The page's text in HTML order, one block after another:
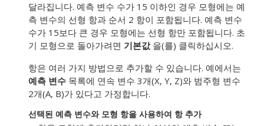
달라집니다. 예측 변수 수가 15 이하인 경우 모형에는 예
측 변수의 선형 항과 순서 2 항이 포함됩니다. 예측 변수
수가 15보다 큰 경우 모형에는 선형 항만 포함됩니다. 초
기 모형으로 돌아가려면 기본값을(를) 클릭하십시오.
항은 여러 가지 방법으로 추가할 수 있습니다. 예에서는
예측 변수 목록에 연속 변수 3개(X, Y, Z)와 범주형 변수
2개(A, B)가 있다고 가정합니다.
선택된 예측 변수와 모형 항을 사용하여 항 추가